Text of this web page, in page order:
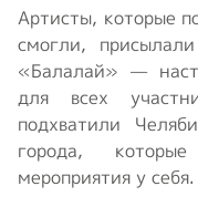
Артисты, которые
смогли,
«Балалай» —
для всех
подхватили
города,
мероприятия у себя.